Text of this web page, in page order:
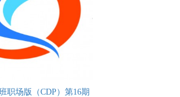
职场版（CDP）第16期